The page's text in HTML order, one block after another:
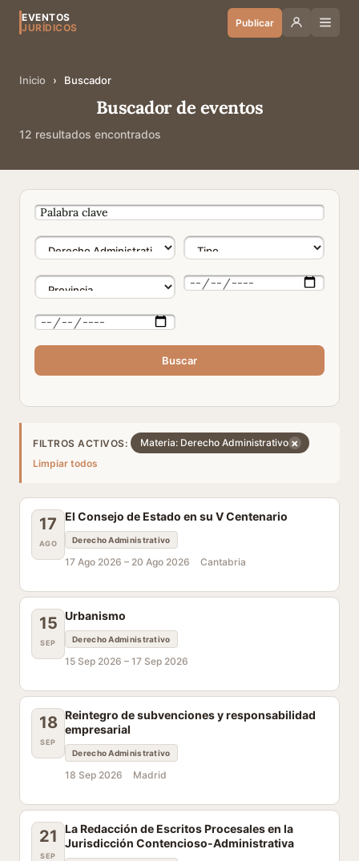
EVENTOS
JURÍDICOS
Publicar
Inicio › Buscador
Buscador de eventos
12 resultados encontrados
Buscar
FILTROS ACTIVOS: Materia: Derecho Administrativo ×
Limpiar todos
17
AGO
El Consejo de Estado en su V Centenario
Derecho Administrativo
17 Ago 2026 – 20 Ago 2026 Cantabria
15
SEP
Urbanismo
Derecho Administrativo
15 Sep 2026 – 17 Sep 2026
18
SEP
Reintegro de subvenciones y responsabilidad
empresarial
Derecho Administrativo
18 Sep 2026 Madrid
21
SEP
La Redacción de Escritos Procesales en la
Jurisdicción Contencioso-Administrativa